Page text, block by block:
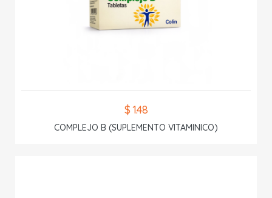
$ 1.48
COMPLEJO B (SUPLEMENTO VITAMINICO)